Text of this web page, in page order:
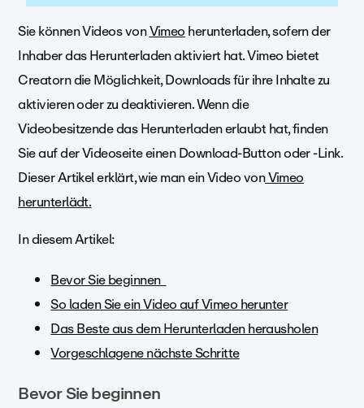
Sie können Videos vonVimeoherunterladen, sofern der
Inhaber das Herunterladen aktiviert hat. Vimeo bietet
Creatorn die Möglichkeit, Downloads für ihre Inhalte zu
aktivieren oder zu deaktivieren. Wenn die
Videobesitzende das Herunterladen erlaubt hat, finden
Sie auf der Videoseite einen Download-Button oder -Link.
Dieser Artikel erklärt, wie man ein Video vonVimeo
herunterlädt.
In diesem Artikel:
Bevor Sie beginnen
So laden Sie ein Video auf Vimeo herunter
Das Beste aus dem Herunterladen herausholen
Vorgeschlagene nächste Schritte
Bevor Sie beginnen